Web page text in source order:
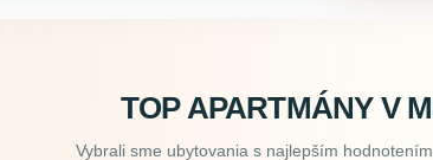
TOP APARTMÁNY V
Vybrali sme ubytovania s najlepším